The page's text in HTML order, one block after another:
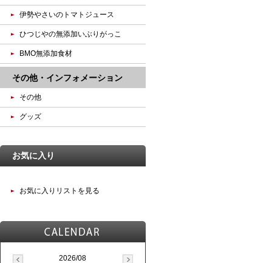
伊勢やさいのトマトジュース
ひつじやの無添加いぶりがっこ
BMO無添加食材
その他・インフォメーション
その他
グッズ
お気に入り
お気に入りリストを見る
2026/08